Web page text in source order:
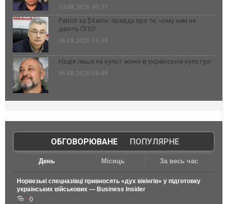
10.08.2026 10:37
Patriot за $4 млн: правда про те, чому нам не
дають ППО!
08.08.2026 13:34
Надія лише на культ жінки в українській культурі
06.08.2026 08:49
ОБГОВОРЮВАНЕ| ПОПУЛЯРНЕ
День Місяць За весь час
Норвезькі спецназівці привносять «дух вікінгів» у підготовку
українських військових — Business Insider
0